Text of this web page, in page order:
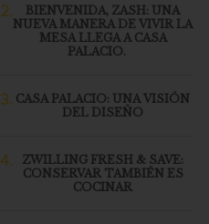
2.
BIENVENIDA, ZASH: UNA
NUEVA MANERA DE VIVIR LA
MESA LLEGA A CASA
PALACIO.
3. CASA PALACIO: UNA VISIÓN
DEL DISEÑO
4.
ZWILLING FRESH & SAVE:
CONSERVAR TAMBIÉN ES
COCINAR